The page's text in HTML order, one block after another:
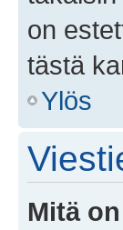
on
tästä
Ylös
Mitä